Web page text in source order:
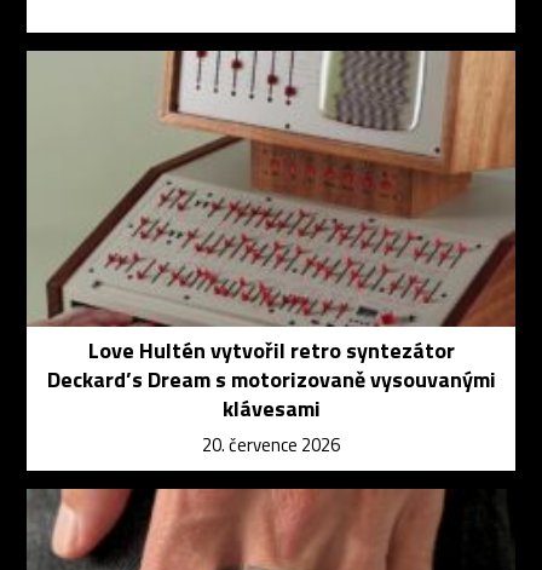
Love Hultén vytvořil retro syntezátor
Deckard’s Dream s motorizovaně vysouvanými
klávesami
20. července 2026